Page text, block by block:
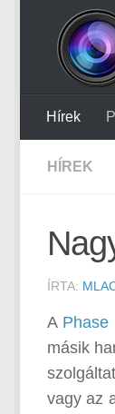
Hírek
HÍREK
ÍRTA:
A Phase
másik
vagy az